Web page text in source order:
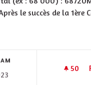
le succès de la 1ère
AM
50